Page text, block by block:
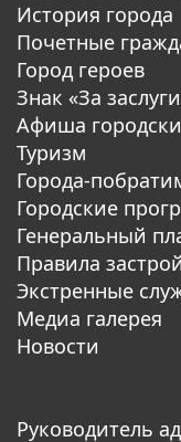
История города
Почетные
Город героев
Знак «За
Афиша
Туризм
Города-
Городские
Генеральный
Правила
Экстренные
Медиа галерея
Новости
Руководитель